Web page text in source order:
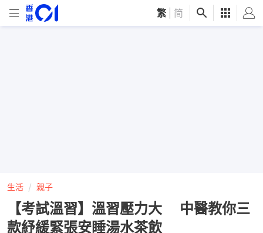
繁 简
生活 親子
【考試溫習】溫習壓力大 中醫教你三
款紓緩緊張安睡湯水茶飲